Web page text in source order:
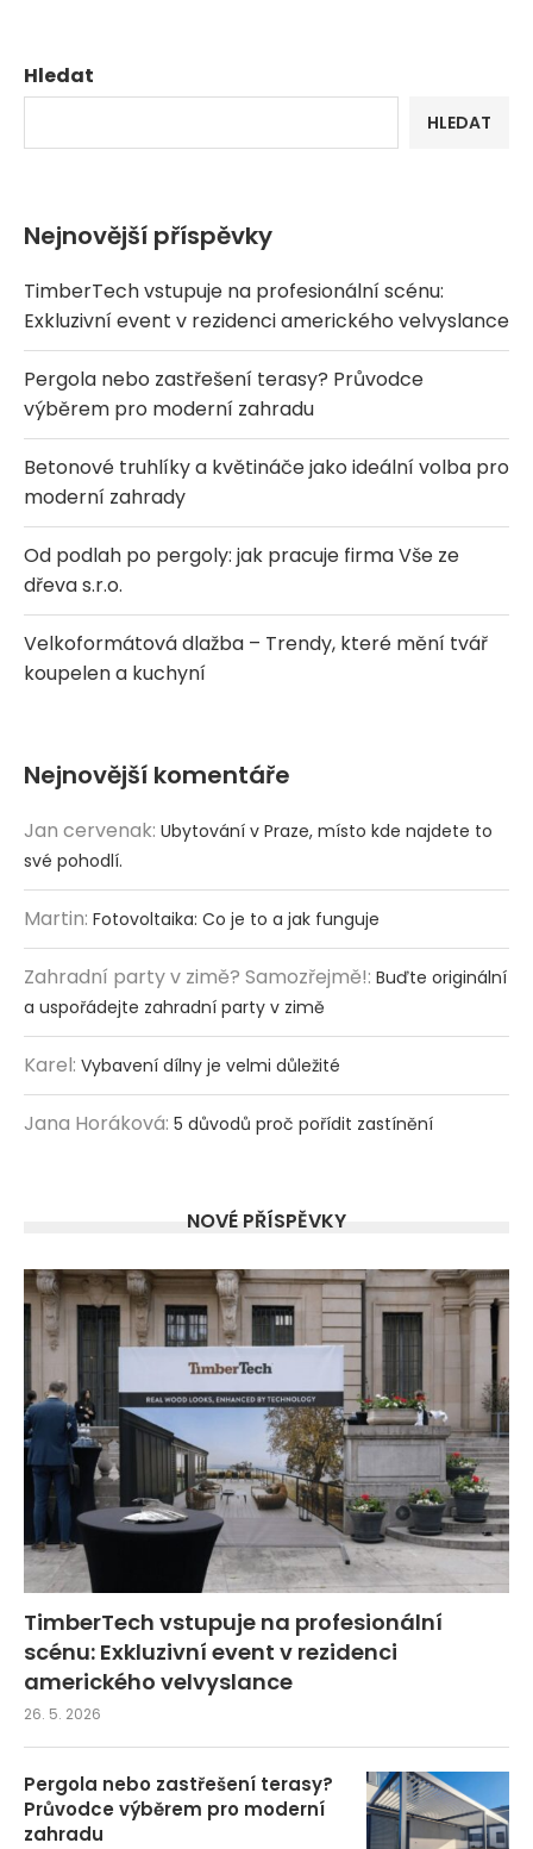
Hledat
HLEDAT
Nejnovější příspěvky
TimberTech vstupuje na profesionální scénu:
Exkluzivní event v rezidenci amerického velvyslance
Pergola nebo zastřešení terasy? Průvodce
výběrem pro moderní zahradu
Betonové truhlíky a květináče jako ideální volba pro
moderní zahrady
Od podlah po pergoly: jak pracuje firma Vše ze
dřeva s.r.o.
Velkoformátová dlažba – Trendy, které mění tvář
koupelen a kuchyní
Nejnovější komentáře
Jan cervenak: Ubytování v Praze, místo kde najdete to
své pohodlí.
Martin: Fotovoltaika: Co je to a jak funguje
Zahradní party v zimě? Samozřejmě!: Buďte originální
a uspořádejte zahradní party v zimě
Karel: Vybavení dílny je velmi důležité
Jana Horáková: 5 důvodů proč pořídit zastínění
NOVÉ PŘÍSPĚVKY
TimberTech vstupuje na profesionální
scénu: Exkluzivní event v rezidenci
amerického velvyslance
26. 5. 2026
Pergola nebo zastřešení terasy?
Průvodce výběrem pro moderní
zahradu